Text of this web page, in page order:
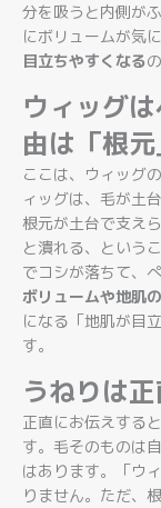
分を吸うと内側が
にボリュームが気
目立ちやすくなる
ウィッグ
由は「根元
ここは、ウィッグ
ィッグは、毛が土
根元が土台で支え
と潰れる、という
でコシが落ちて、
ボリュームや地肌
になる「地肌が目
す。
うねりは
正直にお伝えする
す。毛そのものは
はあります。「ウ
りません。ただ、